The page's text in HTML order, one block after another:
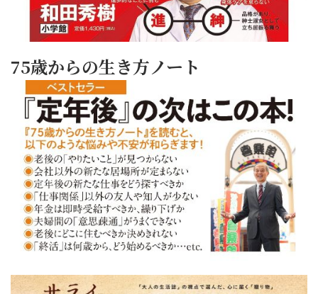
75歳からの生き方ノート